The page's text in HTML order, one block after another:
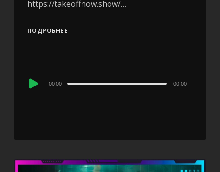
https://takeoffnow.show/…
ПОДРОБНЕЕ
Audio
00:00 00:00